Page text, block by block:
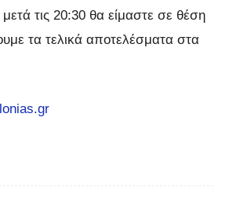
μετά τις 20:30 θα είμαστε σε θέση
τα τελικά αποτελέσματα στα